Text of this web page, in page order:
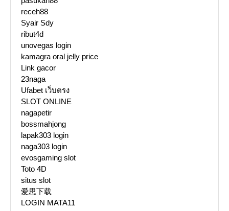
receh88
Syair Sdy
ribut4d
unovegas login
kamagra oral jelly price
Link gacor
23naga
Ufabet เว็บตรง
SLOT ONLINE
nagapetir
bossmahjong
lapak303 login
naga303 login
evosgaming slot
Toto 4D
situs slot
爱思下载
LOGIN MATA11